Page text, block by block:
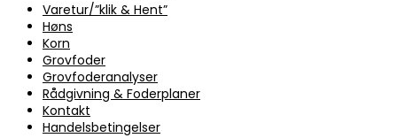
Varetur/”klik & Hent”
Høns
Korn
Grovfoder
Grovfoderanalyser
Rådgivning & Foderplaner
Kontakt
Handelsbetingelser